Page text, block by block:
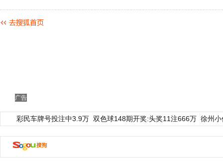
广告
彩民车牌号投注中3.9万 双色球148期开奖:头奖11注666万 徐州